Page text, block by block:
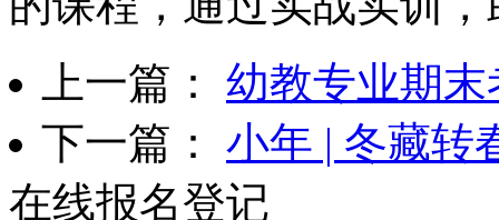
上一篇： 幼教专业期
下一篇： 小年 | 冬藏转
在线报名登记